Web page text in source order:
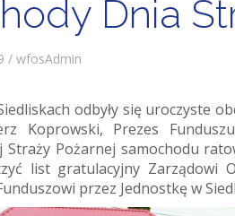
Dnia
/ wfosAdmin
odbyły się uroczyste
Koprowski, Prezes
Straży Pożarnej samochodu
list gratulacyjny Zarządowi
przez Jednostkę w